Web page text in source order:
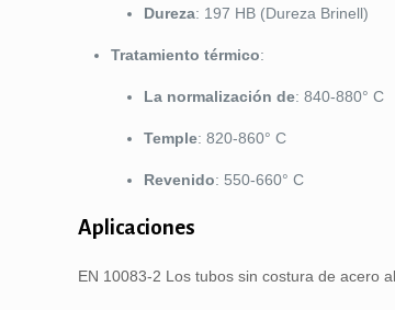
Dureza: 197 HB (Dureza Brinell)
Tratamiento térmico:
La normalización de: 840-880° C
Temple: 820-860° C
Revenido: 550-660° C
Aplicaciones
EN 10083-2 Los tubos sin costura de acero